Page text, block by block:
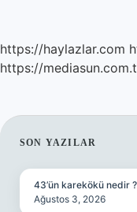
https://haylazlar.com
https://
SON YAZILAR
43’ün karekökü nedir ?
Ağustos 3, 2026